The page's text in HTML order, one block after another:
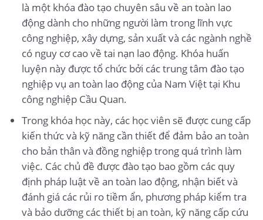
là một khóa đào tạo chuyên sâu về an toàn lao
động dành cho những người làm trong lĩnh vực
công nghiệp, xây dựng, sản xuất và các ngành nghề
có nguy cơ cao về tai nạn lao động. Khóa huấn
luyện này được tổ chức bởi các trung tâm đào tạo
nghiệp vụ an toàn lao động của Nam Việt tại Khu
công nghiệp Cầu Quan.
Trong khóa học này, các học viên sẽ được cung cấp
kiến thức và kỹ năng cần thiết để đảm bảo an toàn
cho bản thân và đồng nghiệp trong quá trình làm
việc. Các chủ đề được đào tạo bao gồm các quy
định pháp luật về an toàn lao động, nhận biết và
đánh giá các rủi ro tiềm ẩn, phương pháp kiểm tra
và bảo dưỡng các thiết bị an toàn, kỹ năng cấp cứu